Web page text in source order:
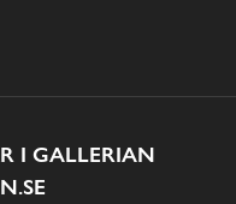
I GALLERIAN